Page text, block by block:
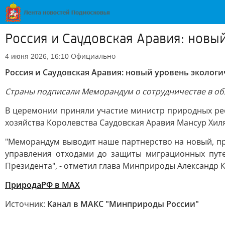
Россия и Саудовская Аравия:
4 июня 2026, 16:10 Официально
Россия и Саудовская Аравия: новый уровень
Страны подписали Меморандум о сотрудничестве в
В церемонии приняли участие министр природных
хозяйства Королевства Саудовская Аравия Мансур
"Меморандум выводит наше партнерство на новый,
управления отходами до защиты миграционных
Президента", - отметил глава Минприроды Александр
ПриродаРФ в МАХ
Источник: Канал в МАКС "Минприроды России"